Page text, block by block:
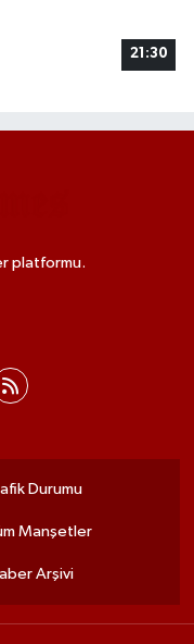
21:30
platformu.
Durumu
Manşetler
Arşivi